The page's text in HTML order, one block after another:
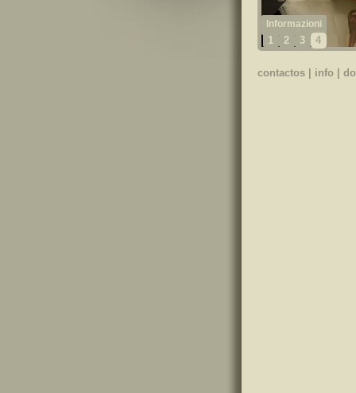
1 2 3 4
contactos| info|